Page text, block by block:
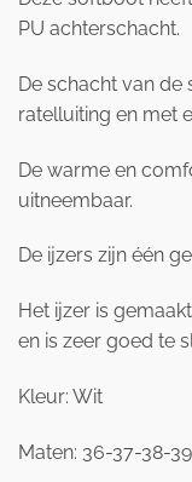
PU achterschacht.
De schacht van de
ratelluiting en met
De warme en
uitneembaar.
De ijzers zijn één
Het ijzer is
en is zeer goed te
Kleur: Wit
Maten: 36-37-38-